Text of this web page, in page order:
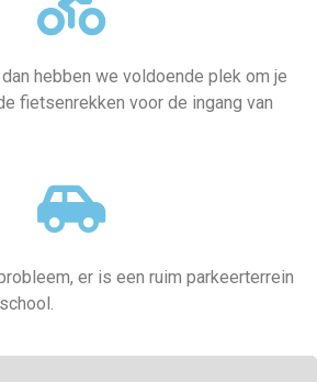
hebben we voldoende plek om je
fietsenrekken voor de ingang van
er is een ruim parkeerterrein